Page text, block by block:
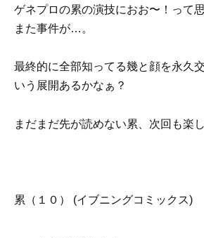
ゲネプロの累の演技におお〜！って
また事件が…。
最終的に全部知ってる幾と顔を永久
いう展開あるかなぁ？
まだまだ先が読めない累、次回も楽し
累（１０） (イブニングコミックス)